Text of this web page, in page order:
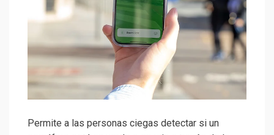
Permite a las personas ciegas detectar si un